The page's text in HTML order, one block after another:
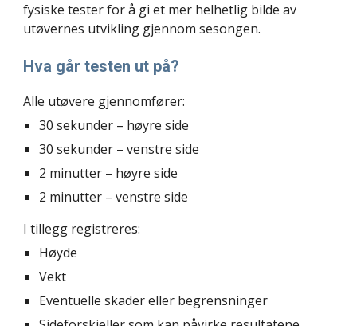
fysiske tester for å gi et mer helhetlig bilde av
utøvernes utvikling gjennom sesongen.
Hva går testen ut på?
Alle utøvere gjennomfører:
30 sekunder – høyre side
30 sekunder – venstre side
2 minutter – høyre side
2 minutter – venstre side
I tillegg registreres:
Høyde
Vekt
Eventuelle skader eller begrensninger